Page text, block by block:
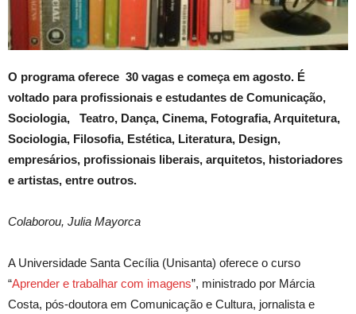
O programa oferece 30 vagas e começa em agosto. É
voltado para profissionais e estudantes de Comunicação,
Sociologia, Teatro, Dança, Cinema, Fotografia, Arquitetura,
Sociologia, Filosofia, Estética, Literatura, Design,
empresários, profissionais liberais, arquitetos, historiadores
e artistas, entre outros.
Colaborou, Julia Mayorca
A Universidade Santa Cecília (Unisanta) oferece o curso
“Aprender e trabalhar com imagens”, ministrado por Márcia
Costa, pós-doutora em Comunicação e Cultura, jornalista e